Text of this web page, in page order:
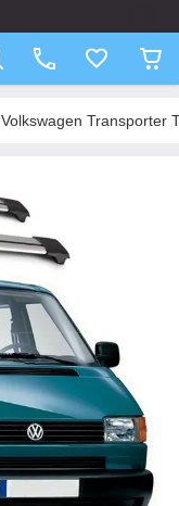
Volkswagen Transporter